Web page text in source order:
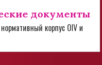
документы
корпус OIV и